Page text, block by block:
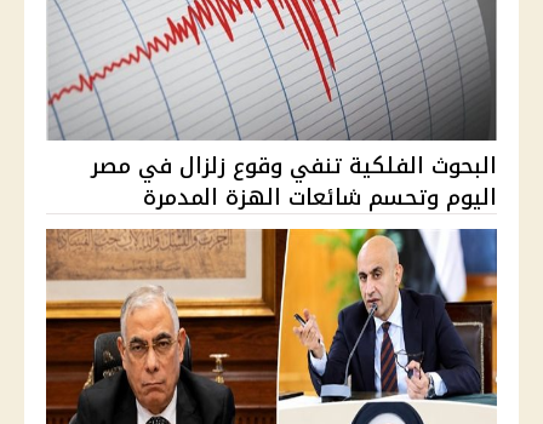
البحوث الفلكية تنفي وقوع زلزال في مصر
اليوم وتحسم شائعات الهزة المدمرة